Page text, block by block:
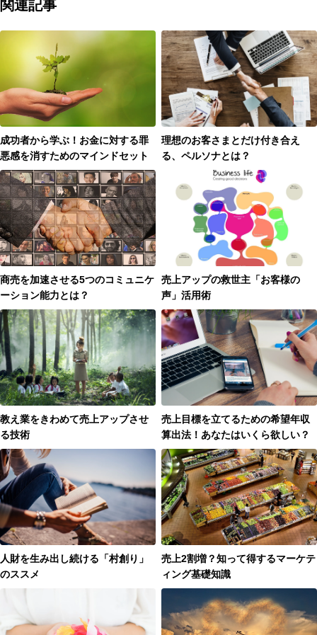
関連記事
成功者から学ぶ！お金に対する罪
悪感を消すためのマインドセット
理想のお客さまとだけ付き合え
る、ペルソナとは？
商売を加速させる5つのコミュニケ
ーション能力とは？
売上アップの救世主「お客様の
声」活用術
教え業をきわめて売上アップさせ
る技術
売上目標を立てるための希望年収
算出法！あなたはいくら欲しい？
人財を生み出し続ける「村創り」
のススメ
売上2割増？知って得するマーケテ
ィング基礎知識